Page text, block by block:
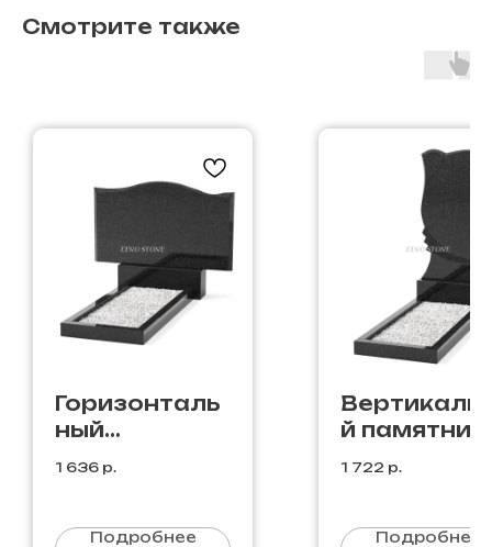
Смотрите также
Горизонталь
ный
1 636 р.
Подробнее
й памятник
1 722 р.
Подробнее